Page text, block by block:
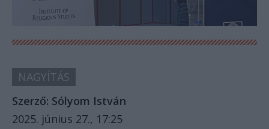
NAGYÍTÁS
Szerző: Sólyom István
2025. június 27., 17:25